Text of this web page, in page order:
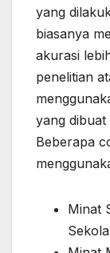
yang
biasanya
akurasi
penelitian
yang dibuat
Beberapa
Minat